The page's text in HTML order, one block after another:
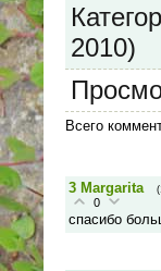
2010)
Всего
3 Margarita
0
спасибо